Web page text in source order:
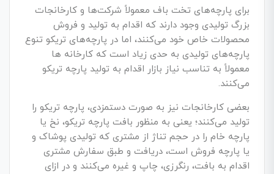
برای پارچه‌های تخت باف معمولاً شرکت‌ها و کارخانجات
بزرگ تولیدی وجود دارند که اقدام به تولید و فروش
محصولات خاص خود می‌کنند، اما در پارچه‌های تریکو تنوع
پارچه‌های تولیدی به حدی زیاد است که کارخانه ها
معمولاً به تناسب نیاز بازار اقدام به تولید پارچه تریکو
می‌کنند.
بعضی کارخانجات نیز به صورت دستمزدی، پارچه تریکو را
تولید می‌کنند؛ یعنی به منظور بافت پارچه تریکو، نخ یا
پارچه خام را در حجم تناژ از مشتری که تولیدی پوشاک و
یا پارچه فروش است، دریافت و طبق سفارش مشتری
اقدام به بافت، رنگرزی، چاپ و غیره می‌کنند و در ازای